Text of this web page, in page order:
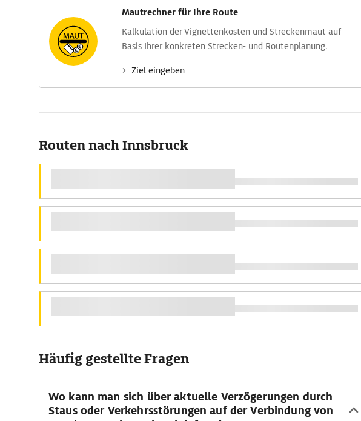
Mautrechner für Ihre Route
Kalkulation der Vignettenkosten und Streckenmaut auf
Basis Ihrer konkreten Strecken- und Routenplanung.
Ziel eingeben
Routen nach Innsbruck
Häufig gestellte Fragen
Wo kann man sich über aktuelle Verzögerungen durch
Staus oder Verkehrsstörungen auf der Verbindung von